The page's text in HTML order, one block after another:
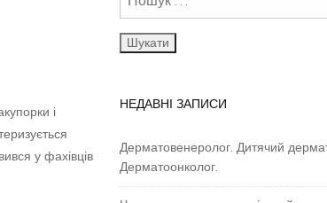
і
у фахівців
НЕДАВНІ ЗАПИСИ
Дерматовенеролог. Дитячий
Дерматоонколог.